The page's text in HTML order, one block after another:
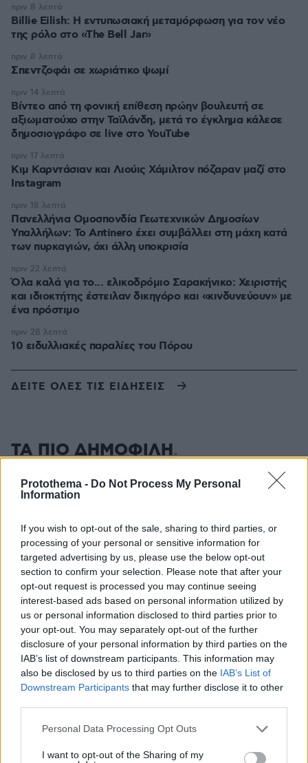
Protothema - Do Not Process My Personal
Information
If you wish to opt-out of the sale, sharing to third parties, or
processing of your personal or sensitive information for
targeted advertising by us, please use the below opt-out
section to confirm your selection. Please note that after your
opt-out request is processed you may continue seeing
interest-based ads based on personal information utilized by
us or personal information disclosed to third parties prior to
your opt-out. You may separately opt-out of the further
disclosure of your personal information by third parties on the
IAB’s list of downstream participants. This information may
also be disclosed by us to third parties on the IAB’s List of
Downstream Participants that may further disclose it to other
Please note that this website/app uses one or more Google
not limited to your visit or usage behaviour. You may click to
Personal Data Processing Opt Outs
I want to opt-out of the Sharing of my
Billie Eilish: Η εντυπωσιακή μεταμόρφωση για τον νέο
της ρόλο στο «The Bell Jar»
πριν 8 λεπτά
Σπεντζοφάι σε χωριάτικο ψωμί
πριν 8 λεπτά
Βίντεο από τη φονική επίθεση πρώην βουλευτή σε
αξιωματούχο στην Ταϊλάνδη, μετά το έγκλημα κάλεσε
δημοσιογράφο σε live στο YouTube
πριν 14 λεπτά
Κιμ Καρντάσιαν και Λιούις Χάμιλτον πόζαραν μαζί στο
Instagram
πριν 17 λεπτά
Πανελλήνια Ομοσπονδία Γεωτεχνικών Δημοσίων
Υπαλλήλων: Το Antinero έχει συμβάλλει στη μάχη κατά
των πυρκαγιών, όχι άλλη υποκρισία
πριν 18 λεπτά
Όλα καλά για το... ελικοδρόμιο Σαρακήνικο: Χειριστής
και ιδιοκτήτης έστειλαν δικηγόρο και «κινδυνεύουν» με
ένα πρόστιμο
πριν 22 λεπτά
10 ειδυλλιακές παραλίες του Πόρου
πριν 28 λεπτά
ΔΕΙΤΕ ΟΛΕΣ ΤΙΣ ΕΙΔΗΣΕΙΣ
ΤΑ ΠΙΟ ΔΗΜΟΦΙΛΗ